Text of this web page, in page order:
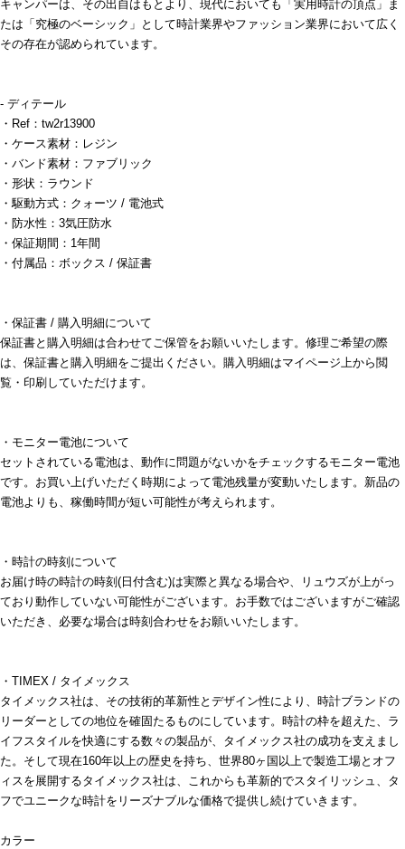
キャンパーは、その出自はもとより、現代においても「実用時計の頂点」ま
たは「究極のベーシック」として時計業界やファッション業界において広く
その存在が認められています。
- ディテール
・Ref：tw2r13900
・ケース素材：レジン
・バンド素材：ファブリック
・形状：ラウンド
・駆動方式：クォーツ / 電池式
・防水性：3気圧防水
・保証期間：1年間
・付属品：ボックス / 保証書
・保証書 / 購入明細について
保証書と購入明細は合わせてご保管をお願いいたします。修理ご希望の際
は、保証書と購入明細をご提出ください。購入明細はマイページ上から閲
覧・印刷していただけます。
・モニター電池について
セットされている電池は、動作に問題がないかをチェックするモニター電池
です。お買い上げいただく時期によって電池残量が変動いたします。新品の
電池よりも、稼働時間が短い可能性が考えられます。
・時計の時刻について
お届け時の時計の時刻(日付含む)は実際と異なる場合や、リュウズが上がっ
ており動作していない可能性がございます。お手数ではございますがご確認
いただき、必要な場合は時刻合わせをお願いいたします。
・TIMEX / タイメックス
タイメックス社は、その技術的革新性とデザイン性により、時計ブランドの
リーダーとしての地位を確固たるものにしています。時計の枠を超えた、ラ
イフスタイルを快適にする数々の製品が、タイメックス社の成功を支えまし
た。そして現在160年以上の歴史を持ち、世界80ヶ国以上で製造工場とオフ
ィスを展開するタイメックス社は、これからも革新的でスタイリッシュ、タ
フでユニークな時計をリーズナブルな価格で提供し続けていきます。
カラー